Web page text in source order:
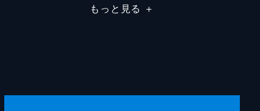
もっと見る ＋